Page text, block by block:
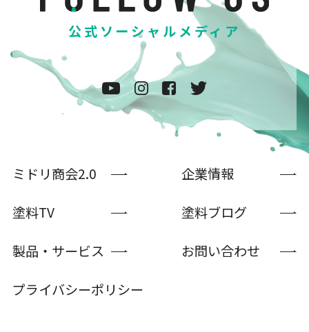
公式ソーシャルメディア
ミドリ商会2.0
企業情報
塗料TV
塗料ブログ
製品・サービス
お問い合わせ
プライバシーポリシー